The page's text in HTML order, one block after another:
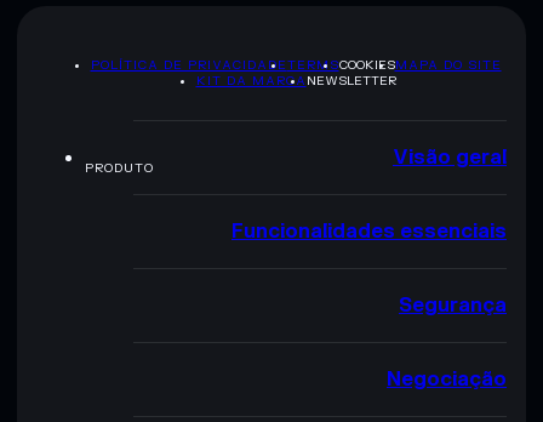
POLÍTICA DE PRIVACIDADETERMSCOOKIESMAPA DO SITE
KIT DA MARCA NEWSLETTER
PRODUTO Visão geral
Funcionalidades essenciais
Segurança
Negociação